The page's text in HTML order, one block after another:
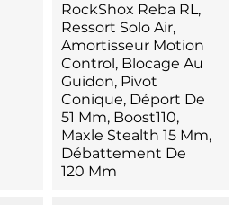
RockShox Reba RL,
Ressort Solo Air,
Amortisseur Motion
Control, Blocage Au
Guidon, Pivot
Conique, Déport De
51 Mm, Boost110,
Maxle Stealth 15 Mm,
Débattement De
120 Mm